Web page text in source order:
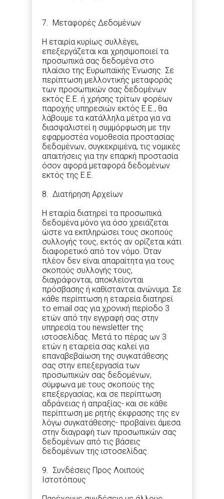
7. Μεταφορές Δεδομένων
Η εταιρία κυρίως συλλέγει,
επεξεργάζεται και χρησιμοποιεί τα
προσωπικά σας δεδομένα στο
πλαίσιο της Ευρωπαϊκής Ένωσης. Σε
περίπτωση μελλοντικής μεταφοράς
των προσωπικών σας δεδομένων
εκτός Ε.Ε. ή χρήσης τρίτων φορέων
παροχής υπηρεσιών εκτός Ε.Ε., θα
λάβουμε τα κατάλληλα μέτρα για να
διασφαλιστεί η συμμόρφωση με την
εφαρμοστέα νομοθεσία προστασίας
δεδομένων, συγκεκριμένα, τις νομικές
απαιτήσεις για την επαρκή προστασία
όσον αφορά μεταφορά δεδομένων
εκτός της Ε.Ε.
8. Διατήρηση Αρχείων
Η εταιρία διατηρεί τα προσωπικά
δεδομένα μόνο για όσο χρειάζεται
ώστε να εκπληρώσει τους σκοπούς
συλλογής τους, εκτός αν ορίζεται κάτι
διαφορετικό από τον νόμο. Όταν
πλέον δεν είναι απαραίτητα για τους
σκοπούς συλλογής τους,
διαγράφονται, αποκλείονται
πρόσβασης ή καθίστανται ανώνυμα. Σε
κάθε περίπτωση η εταιρεία διατηρεί
το email σας για χρονική περίοδο 3
ετών από την εγγραφή σας στην
υπηρεσία του newsletter της
ιστοσελίδας. Μετά το πέρας ων 3
ετών η εταιρεία σας καλεί για
επαναβεβαίωση της συγκατάθεσης
σας στην επεξεργασία των
προσωπικών σας δεδομένων,
σύμφωνα με τους σκοπούς της
επεξεργασίας, και σε περίπτωση
αδράνειας ή απραξίας- και σε κάθε
περίπτωση με ρητής έκφρασης της εν
λόγω συγκατάθεσης- προβαίνει άμεσα
στην διαγραφή των προσωπικών σας
δεδομένων από τις βάσεις
δεδομένων της ιστοσελίδας.
9. Συνδέσεις Προς Λοιπούς
Ιστοτόπους